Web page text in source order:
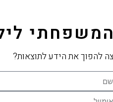
להפוך את הידע לתוצאות?